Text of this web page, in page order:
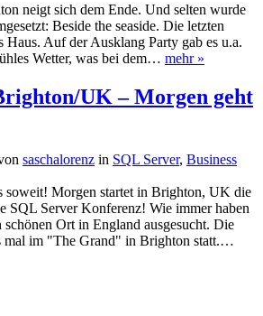
neigt sich dem Ende. Und selten wurde
Beside the seaside. Die letzten
Haus. Auf der Ausklang Party gab es u.a.
Wetter, was bei dem… mehr »
UK – Morgen geht
saschalorenz in SQL Server, Business
soweit! Morgen startet in Brighton, UK die
SQL Server Konferenz! Wie immer haben
schönen Ort in England ausgesucht. Die
mal im "The Grand" in Brighton statt.…